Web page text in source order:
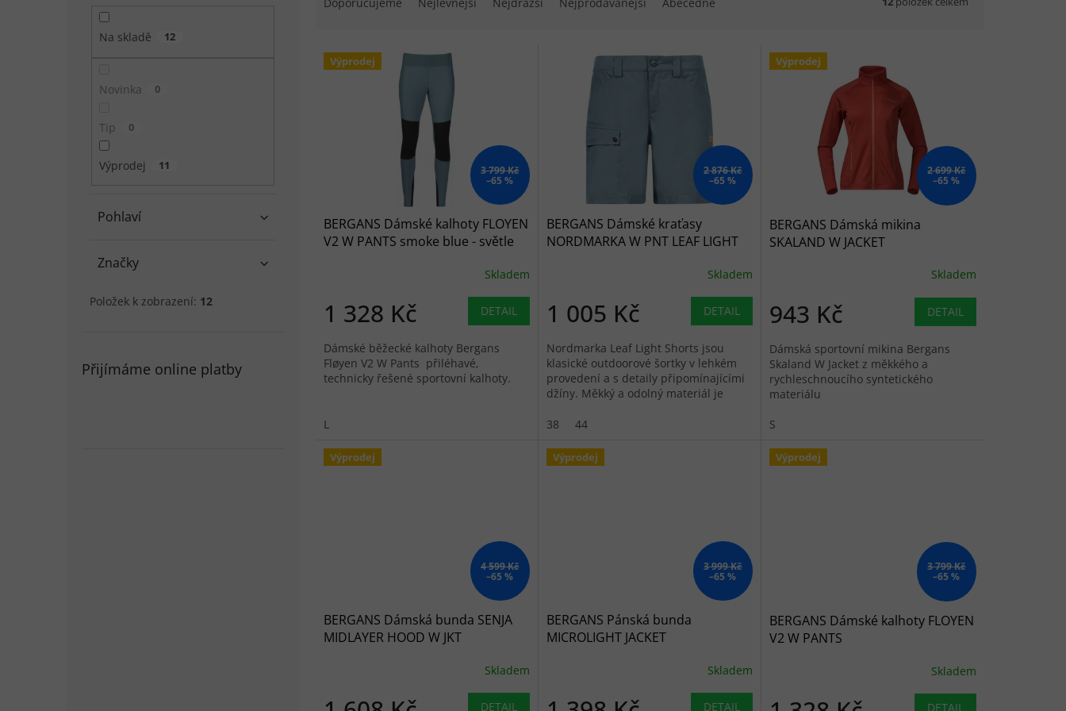
Na skladě 12
Novinka 0
Tip 0
Výprodej 11
Značky
Pohlaví
Položek k zobrazení: 12
Přijímáme online platby
Výpis produktů
Výprodej
3 799 Kč
–65 %
BERGANS Dámské kalhoty FLOYEN
V2 W PANTS smoke blue - světle
Skladem
1 328 Kč DETAIL
Dámské běžecké kalhoty Bergans
Fløyen V2 W Pants přiléhavé,
technicky řešené sportovní kalhoty.
L
2 876 Kč
–65 %
BERGANS Dámské kraťasy
NORDMARKA W PNT LEAF LIGHT
Skladem
1 005 Kč DETAIL
Nordmarka Leaf Light Shorts jsou
klasické outdoorové šortky v lehkém
provedení a s detaily připomínajícími
džíny. Měkký a odolný materiál je
38
44
Výprodej
2 699 Kč
–65 %
BERGANS Dámská mikina
SKALAND W JACKET
Skladem
943 Kč DETAIL
Dámská sportovní mikina Bergans
Skaland W Jacket z měkkého a
rychleschnoucího syntetického
materiálu
S
Výprodej
4 599 Kč
–65 %
BERGANS Dámská bunda SENJA
MIDLAYER HOOD W JKT
Skladem
DETAIL
Výprodej
3 999 Kč
–65 %
BERGANS Pánská bunda
MICROLIGHT JACKET
Skladem
DETAIL
Výprodej
3 799 Kč
–65 %
BERGANS Dámské kalhoty FLOYEN
V2 W PANTS
Skladem
DETAIL